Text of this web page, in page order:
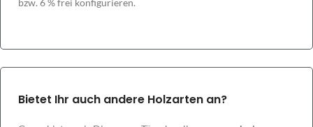
bzw. 6 % frei konfigurieren.
Bietet Ihr auch andere Holzarten an?